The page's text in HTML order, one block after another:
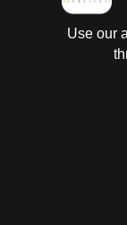
Use our